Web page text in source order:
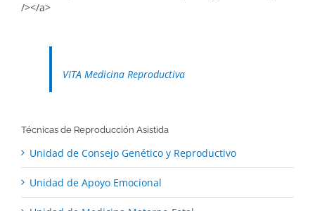
/></a>
VITA Medicina Reproductiva
Técnicas de Reproducción Asistida
Unidad de Consejo Genético y Reproductivo
Unidad de Apoyo Emocional